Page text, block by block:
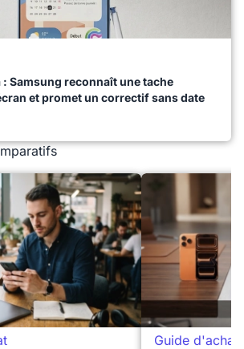
: Samsung reconnaît une tache
et promet un correctif sans date
Guide d'achat